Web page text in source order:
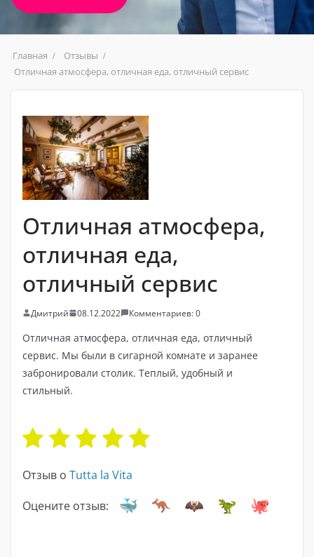
Главная
Отзывы
Отличная атмосфера, отличная еда, отличный сервис
Отличная атмосфера,
отличная еда,
отличный сервис
Дмитрий 08.12.2022 Комментариев: 0
Отличная атмосфера, отличная еда, отличный
сервис. Мы были в сигарной комнате и заранее
забронировали столик. Теплый, удобный и
стильный.
Отзыв о Tutta la Vita
Оцените отзыв: